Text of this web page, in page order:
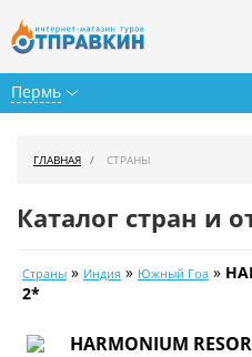
Пермь
Календарь туров
Цены дня
ГЛАВНАЯ СТРАНЫ
Каталог стран и
Страны » Индия » Южный Гоа »
2*
HARMONIUM